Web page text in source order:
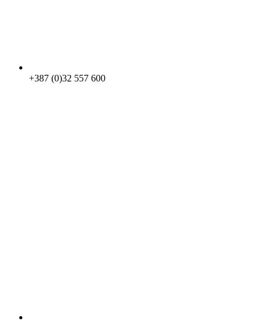
+387 (0)32 557 600